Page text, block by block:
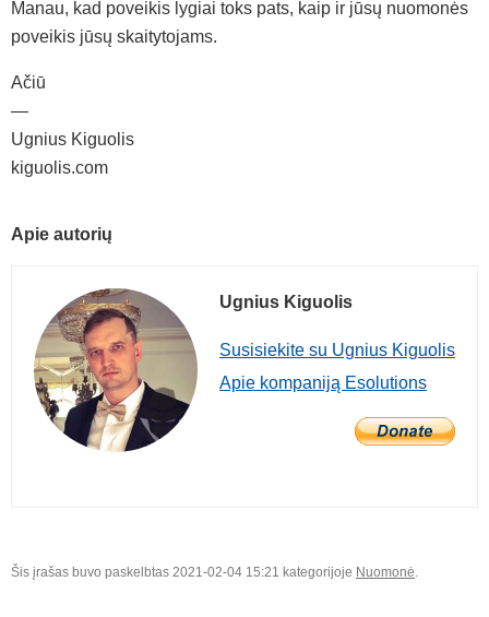
Manau, kad poveikis lygiai toks pats, kaip ir jūsų nuomonės
poveikis jūsų skaitytojams.
Ačiū
—
Ugnius Kiguolis
kiguolis.com
Apie autorių
Ugnius Kiguolis
Susisiekite su Ugnius Kiguolis
Apie kompaniją Esolutions
Šis įrašas buvo paskelbtas 2021-02-04 15:21 kategorijoje Nuomonė.